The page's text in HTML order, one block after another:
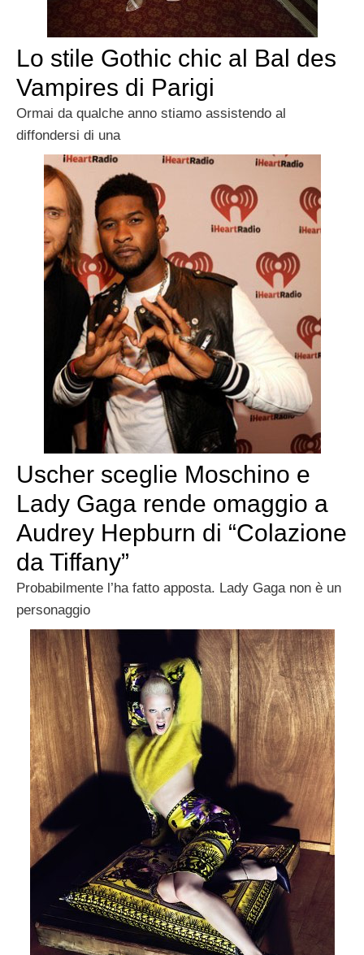
Lo stile Gothic chic al Bal des
Vampires di Parigi
Ormai da qualche anno stiamo assistendo al
diffondersi di una
Uscher sceglie Moschino e
Lady Gaga rende omaggio a
Audrey Hepburn di “Colazione
da Tiffany”
Probabilmente l’ha fatto apposta. Lady Gaga non è un
personaggio